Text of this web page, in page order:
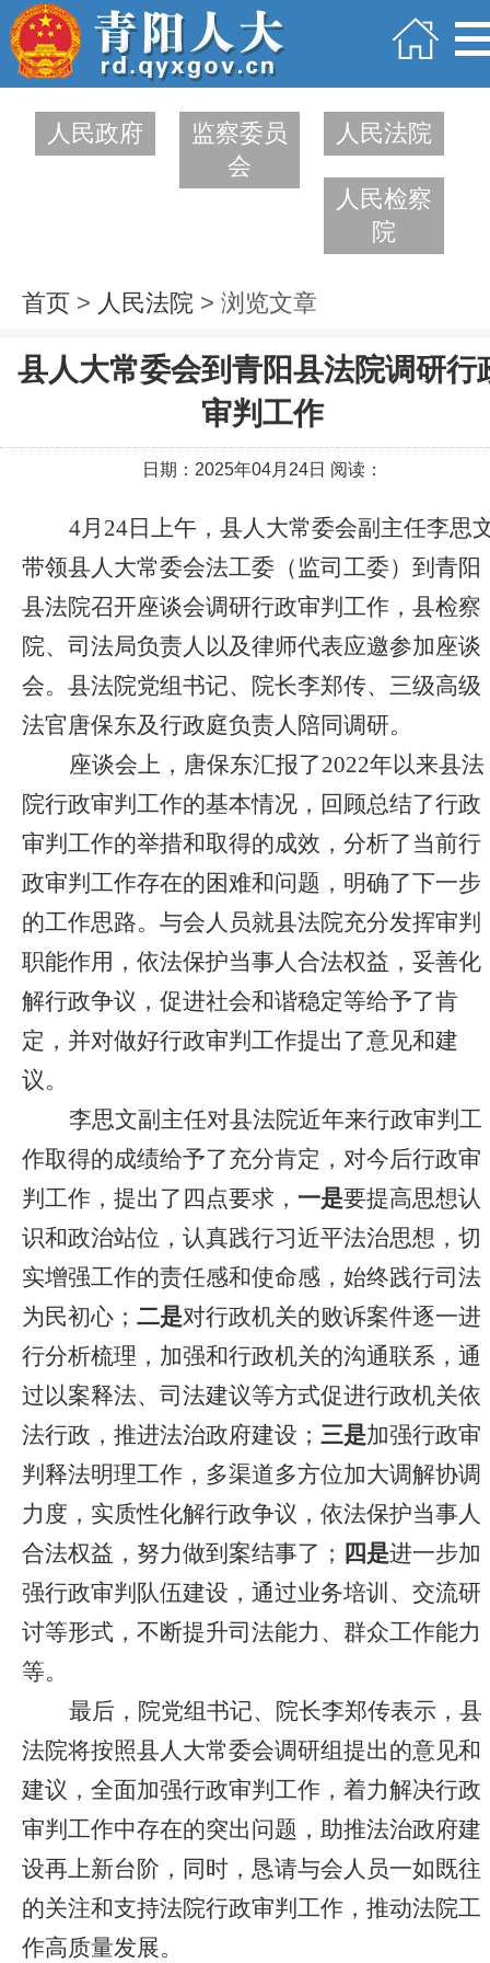
人民政府
监察委员
会
人民法院
人民检察
院
首页 > 人民法院 > 浏览文章
县人大常委会到青阳县法院调研行
审判工作
日期：2025年04月24日 阅读：
4月24日上午，县人大常委会副主任李思
带领县人大常委会法工委（监司工委）到青阳
县法院召开座谈会调研行政审判工作，县检察
院、司法局负责人以及律师代表应邀参加座谈
会。县法院党组书记、院长李郑传、三级高级
法官唐保东及行政庭负责人陪同调研。
座谈会上，唐保东汇报了2022年以来县法
院行政审判工作的基本情况，回顾总结了行政
审判工作的举措和取得的成效，分析了当前行
政审判工作存在的困难和问题，明确了下一步
的工作思路。与会人员就县法院充分发挥审判
职能作用，依法保护当事人合法权益，妥善化
解行政争议，促进社会和谐稳定等给予了肯
定，并对做好行政审判工作提出了意见和建
议。
李思文副主任对县法院近年来行政审判工
作取得的成绩给予了充分肯定，对今后行政审
判工作，提出了四点要求， 一是要提高思想认
识和政治站位，认真践行习近平法治思想，切
实增强工作的责任感和使命感，始终践行司法
为民初心； 二是对行政机关的败诉案件逐一进
行分析梳理，加强和行政机关的沟通联系，通
过以案释法、司法建议等方式促进行政机关依
法行政，推进法治政府建设； 三是加强行政审
判释法明理工作，多渠道多方位加大调解协调
力度，实质性化解行政争议，依法保护当事人
合法权益，努力做到案结事了； 四是进一步加
强行政审判队伍建设，通过业务培训、交流研
讨等形式，不断提升司法能力、群众工作能力
等。
最后，院党组书记、院长李郑传表示，县
法院将按照县人大常委会调研组提出的意见和
建议，全面加强行政审判工作，着力解决行政
审判工作中存在的突出问题，助推法治政府建
设再上新台阶，同时，恳请与会人员一如既往
的关注和支持法院行政审判工作，推动法院工
作高质量发展。